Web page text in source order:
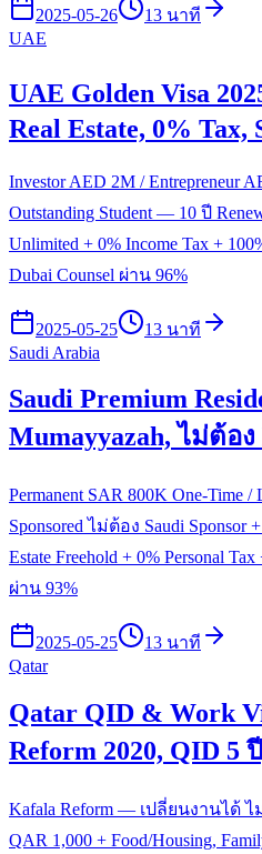
2025-05-26
13 นาที
UAE
UAE Golden Visa
Real Estate, 0% Tax,
Investor AED 2M / Entrepreneur
Outstanding Student — 10 ปี
Unlimited + 0% Income Tax +
Dubai Counsel ผ่าน 96%
2025-05-25
13 นาที
Saudi Arabia
Saudi Premium
Mumayyazah, ไม่ต้อง
Permanent SAR 800K One-Time
Sponsored ไม่ต้อง Saudi Sponsor
Estate Freehold + 0% Personal
ผ่าน 93%
2025-05-25
13 นาที
Qatar
Qatar QID & Work
Reform 2020, QID 5
Kafala Reform — เปลี่ยนงานได้ ไ
QAR 1,000 + Food/Housing,